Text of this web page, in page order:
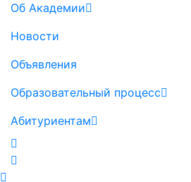
Об Академии
Новости
Объявления
Образовательный процесс
Абитуриентам